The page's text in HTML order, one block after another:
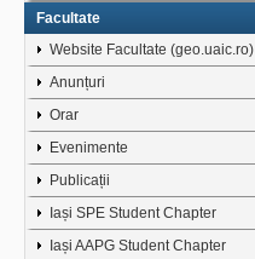
Facultate
Website Facultate (geo.uaic.ro)
Anunțuri
Orar
Evenimente
Publicații
Iași SPE Student Chapter
Iași AAPG Student Chapter